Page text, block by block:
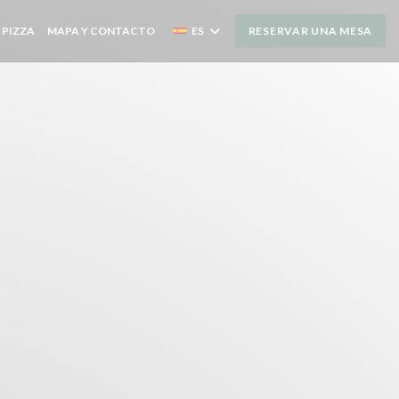
UNA NUEVA VENTANA))
PIZZA((ABRE EN UNA NUEVA VENTANA))
MAPA Y CONTACTO ES RESERVAR UNA MESA